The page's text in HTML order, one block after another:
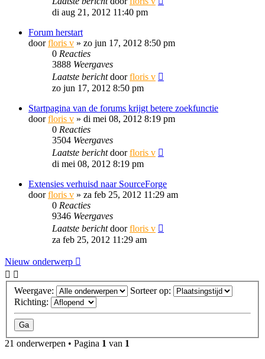
di aug 21, 2012 11:40 pm
Forum herstart
doorfloris v » zo jun 17, 2012 8:50 pm
0 Reacties
3888 Weergaves
Laatste berichtdoorfloris v
zo jun 17, 2012 8:50 pm
Startpagina van de forums krijgt betere zoekfunctie
doorfloris v » di mei 08, 2012 8:19 pm
0 Reacties
3504 Weergaves
Laatste berichtdoorfloris v
di mei 08, 2012 8:19 pm
Extensies verhuisd naar SourceForge
doorfloris v » za feb 25, 2012 11:29 am
0 Reacties
9346 Weergaves
Laatste berichtdoorfloris v
za feb 25, 2012 11:29 am
Nieuw onderwerp
Weergave:
Sorteer op:
Richting:
21 onderwerpen • Pagina 1 van 1